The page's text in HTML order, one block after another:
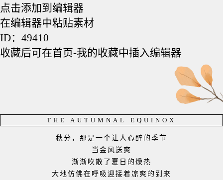
点击添加到编辑器
在编辑器中粘贴素材
ID：49410
收藏后可在首页-我的收藏中插入编辑器
THE AUTUMNAL EQUINOX
秋分，那是一个让人心醉的季节
当金风送爽
渐渐吹散了夏日的燥热
大地仿佛在呼吸迎接着凉爽的到来